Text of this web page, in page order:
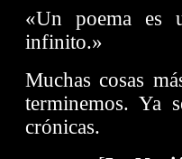
«Un poema es
infinito.»
Muchas cosas
terminemos. Ya
crónicas.